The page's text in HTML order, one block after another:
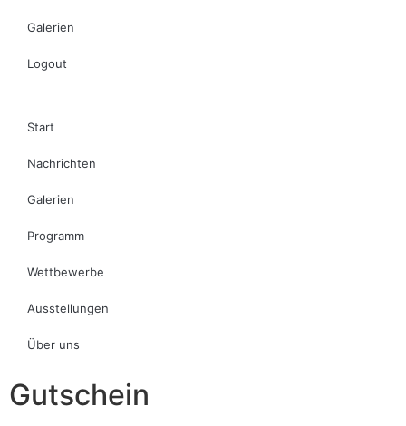
Galerien
Logout
Start
Nachrichten
Galerien
Programm
Wettbewerbe
Ausstellungen
Über uns
Gutschein